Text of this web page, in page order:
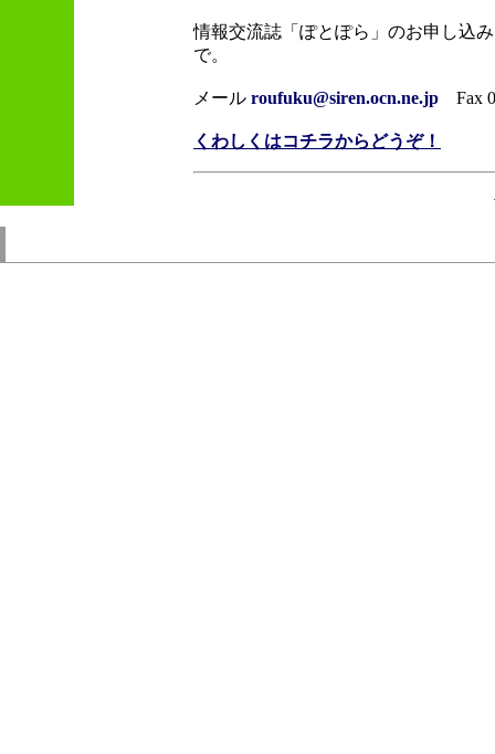
情報交流誌「ぽとぽら」のお申し込
で。
メール roufuku@siren.ocn.ne.jp Fax
くわしくはコチラからどうぞ！